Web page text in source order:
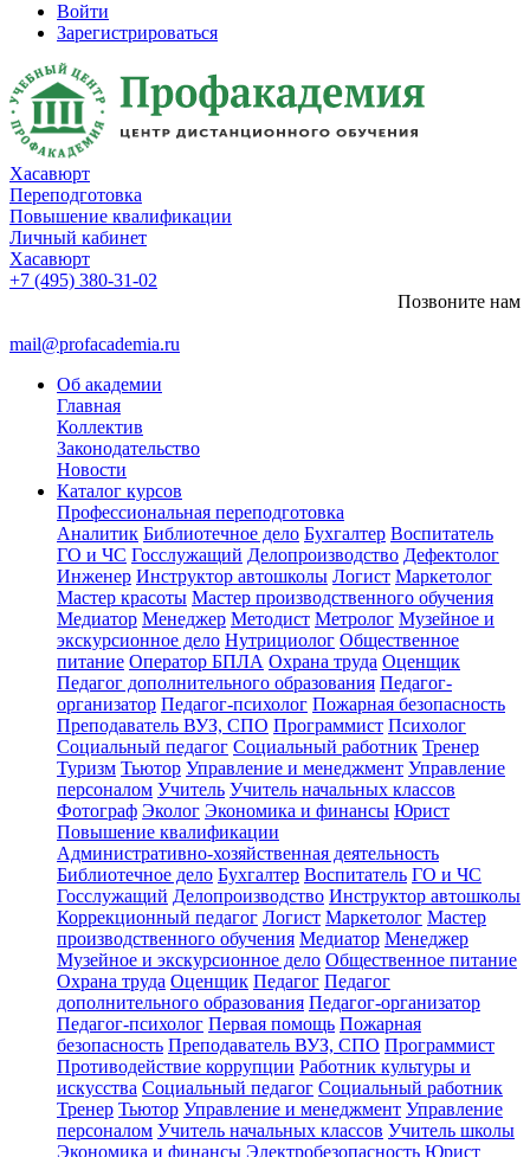
Войти
Зарегистрироваться
Хасавюрт
Переподготовка
Повышение квалификации
Личный кабинет
Хасавюрт
+7 (495) 380-31-02
Позвоните нам
mail@profacademia.ru
Об академии
Главная
Коллектив
Законодательство
Новости
Каталог курсов
Профессиональная переподготовка
Аналитик Библиотечное дело Бухгалтер Воспитатель
ГО и ЧС Госслужащий Делопроизводство Дефектолог
Инженер Инструктор автошколы Логист Маркетолог
Мастер красоты Мастер производственного обучения
Медиатор Менеджер Методист Метролог Музейное и
экскурсионное дело Нутрициолог Общественное
питание Оператор БПЛА Охрана труда Оценщик
Педагог дополнительного образования Педагог-
организатор Педагог-психолог Пожарная безопасность
Преподаватель ВУЗ, СПО Программист Психолог
Социальный педагог Социальный работник Тренер
Туризм Тьютор Управление и менеджмент Управление
персоналом Учитель Учитель начальных классов
Фотограф Эколог Экономика и финансы Юрист
Повышение квалификации
Административно-хозяйственная деятельность
Библиотечное дело Бухгалтер Воспитатель ГО и ЧС
Госслужащий Делопроизводство Инструктор автошколы
Коррекционный педагог Логист Маркетолог Мастер
производственного обучения Медиатор Менеджер
Музейное и экскурсионное дело Общественное питание
Охрана труда Оценщик Педагог Педагог
дополнительного образования Педагог-организатор
Педагог-психолог Первая помощь Пожарная
безопасность Преподаватель ВУЗ, СПО Программист
Противодействие коррупции Работник культуры и
искусства Социальный педагог Социальный работник
Тренер Тьютор Управление и менеджмент Управление
персоналом Учитель начальных классов Учитель школы
Экономика и финансы Электробезопасность Юрист